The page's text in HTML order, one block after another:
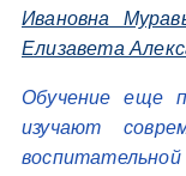
Ивановна
Елизавета
Обучение еще
изучают